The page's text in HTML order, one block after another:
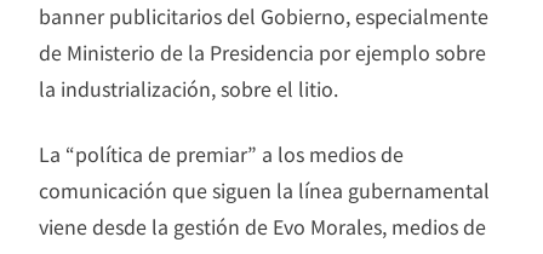
banner publicitarios del Gobierno, especialmente
de Ministerio de la Presidencia por ejemplo sobre
la industrialización, sobre el litio.
La “política de premiar” a los medios de
comunicación que siguen la línea gubernamental
viene desde la gestión de Evo Morales, medios de